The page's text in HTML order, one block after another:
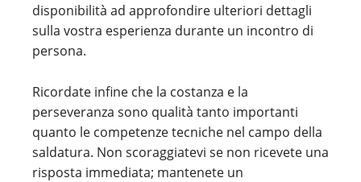
disponibilità ad approfondire ulteriori dettagli
sulla vostra esperienza durante un incontro di
persona.
Ricordate infine che la costanza e la
perseveranza sono qualità tanto importanti
quanto le competenze tecniche nel campo della
saldatura. Non scoraggiatevi se non ricevete una
risposta immediata; mantenete un